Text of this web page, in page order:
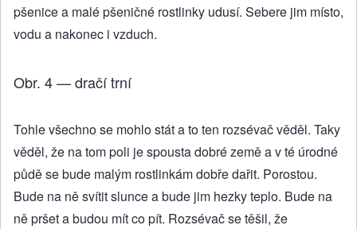
pšenice a malé pšeničné rostlinky udusí. Sebere jim místo,
vodu a nakonec i vzduch.
Obr. 4 — dračí trní
Tohle všechno se mohlo stát a to ten rozsévač věděl. Taky
věděl, že na tom poli je spousta dobré země a v té úrodné
půdě se bude malým rostlinkám dobře dařit. Porostou.
Bude na ně svítit slunce a bude jim hezky teplo. Bude na
ně pršet a budou mít co pít. Rozsévač se těšil, že